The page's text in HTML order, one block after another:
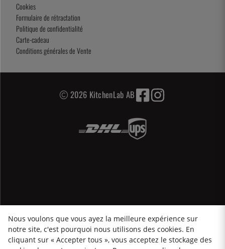
Cookies
Formulaire de rétractation
Politique de confidentialité
Carte-cadeau
Conditions générales de Vente
2026 KitchenLab AB
Nous voulons que vous ayez la meilleure expérience sur
notre site, c'est pourquoi nous utilisons des cookies. En
cliquant sur « Accepter tous », vous acceptez le stockage des